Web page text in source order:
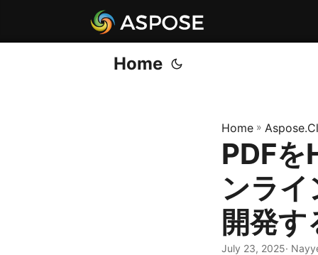
Home
Home »
PDF
ンラ
開発す
July 23, 2025·